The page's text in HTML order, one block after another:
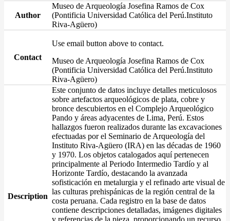
Author
Museo de Arqueología Josefina Ramos de Cox
(Pontificia Universidad Católica del Perú.Instituto
Riva-Agüero)
Contact
Use email button above to contact.
Museo de Arqueología Josefina Ramos de Cox
(Pontificia Universidad Católica del Perú.Instituto
Riva-Agüero)
Description
Este conjunto de datos incluye detalles meticulosos
sobre artefactos arqueológicos de plata, cobre y
bronce descubiertos en el Complejo Arqueológico
Pando y áreas adyacentes de Lima, Perú. Estos
hallazgos fueron realizados durante las excavaciones
efectuadas por el Seminario de Arqueología del
Instituto Riva-Agüero (IRA) en las décadas de 1960
y 1970. Los objetos catalogados aquí pertenecen
principalmente al Periodo Intermedio Tardío y al
Horizonte Tardío, destacando la avanzada
sofisticación en metalurgia y el refinado arte visual de
las culturas prehispánicas de la región central de la
costa peruana. Cada registro en la base de datos
contiene descripciones detalladas, imágenes digitales
y referencias de la pieza, proporcionando un recurso